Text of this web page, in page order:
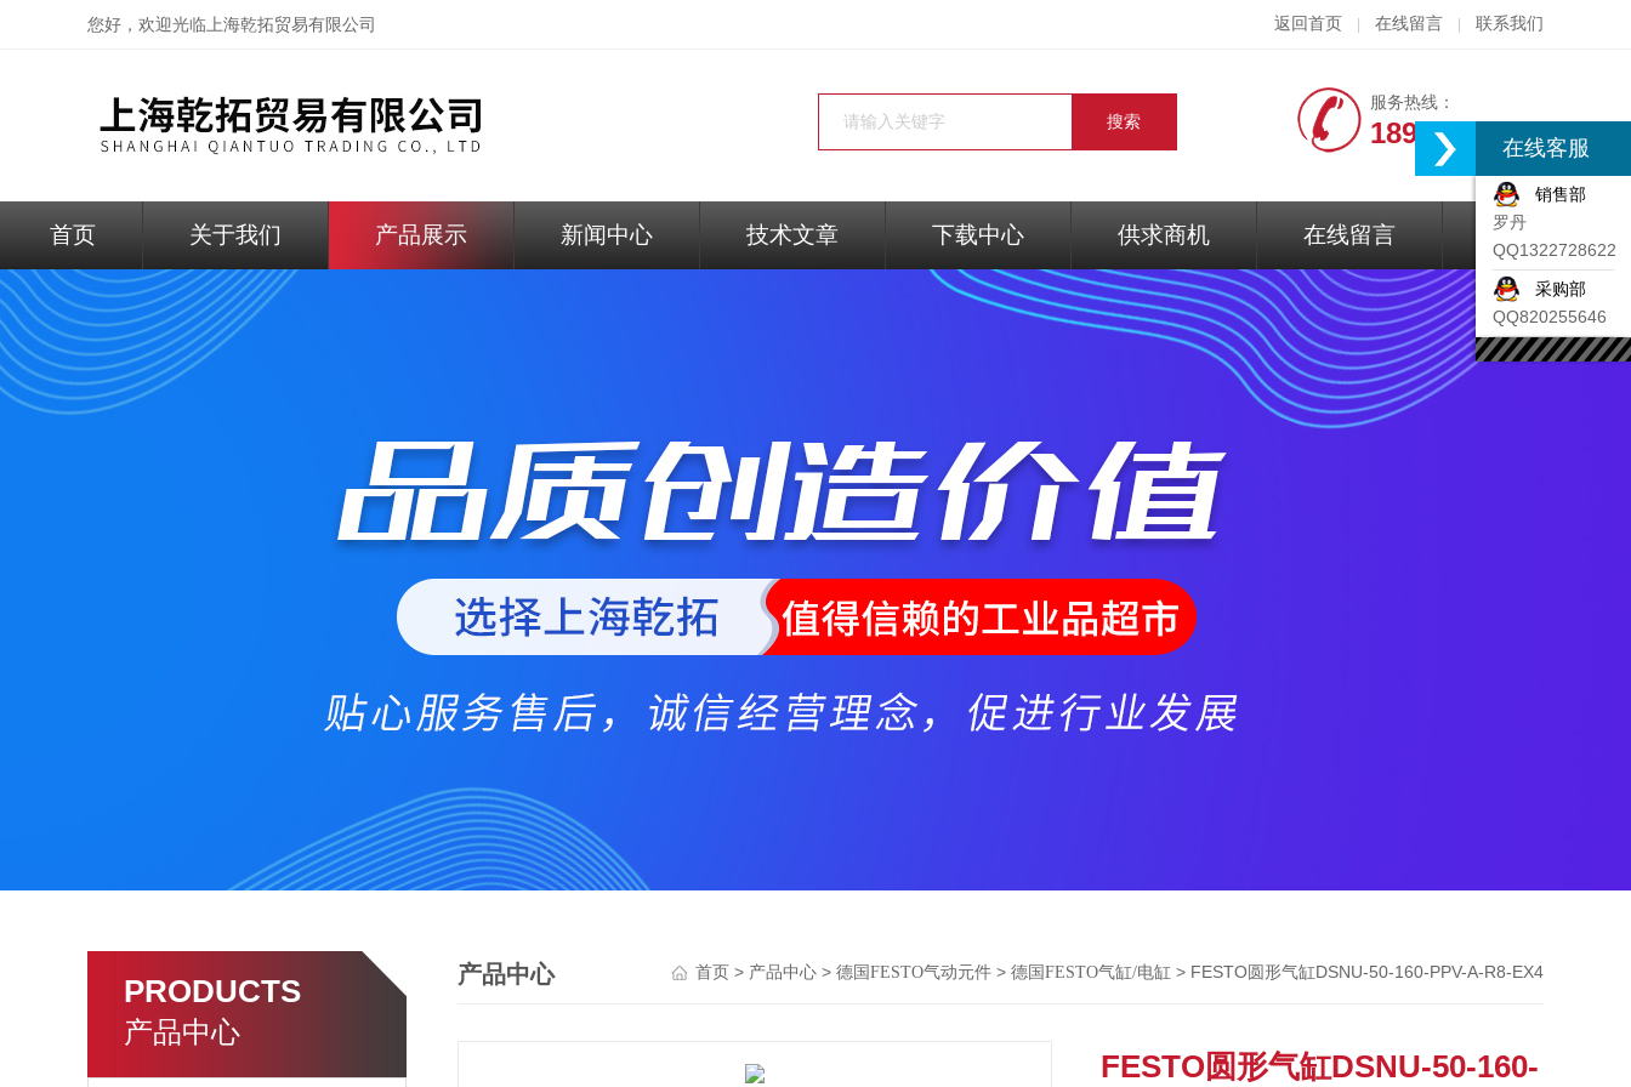
您好，欢迎光临上海乾拓贸易有限公司 返回首页 在线留言 联系我们
服务热线：
18917074297
首页 关于我们 产品展示 新闻中心 技术文章 下载中心 供求商机 在线留言 联系我们
PRODUCTS
产品中心
产品中心 首页 > 产品中心 > 德国FESTO气动元件 > 德国FESTO气缸/电缸 > FESTO圆形气缸DSNU-50-160-PPV-A-R8-EX4
FESTO圆形气缸DSNU-50-160-
在线客服
销售部
罗丹
QQ1322728622
采购部
QQ820255646